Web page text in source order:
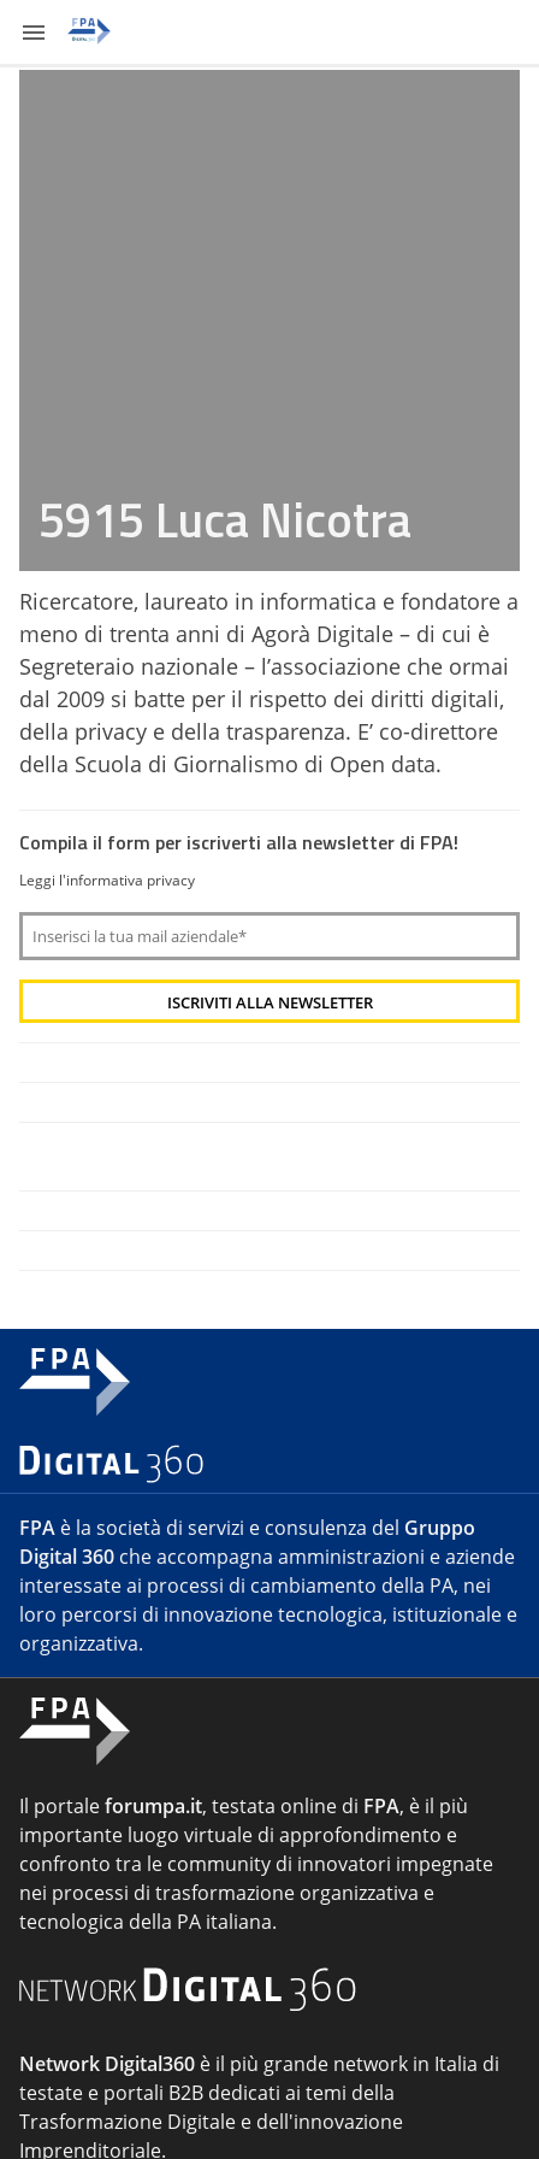
5915 Luca Nicotra
Ricercatore, laureato in informatica e fondatore a
meno di trenta anni di Agorà Digitale – di cui è
Segreteraio nazionale – l’associazione che ormai
dal 2009 si batte per il rispetto dei diritti digitali,
della privacy e della trasparenza. E’ co-direttore
della Scuola di Giornalismo di Open data.
Compila il form per iscriverti alla newsletter di FPA!
Leggi l'informativa privacy
FPA è la società di servizi e consulenza del Gruppo
Digital 360 che accompagna amministrazioni e aziende
interessate ai processi di cambiamento della PA, nei
loro percorsi di innovazione tecnologica, istituzionale e
organizzativa.
Il portaleforumpa.it, testata online di FPA, è il più
importante luogo virtuale di approfondimento e
confronto tra le community di innovatori impegnate
nei processi di trasformazione organizzativa e
tecnologica della PA italiana.
Network Digital360 è il più grande network in Italia di
testate e portali B2B dedicati ai temi della
Trasformazione Digitale e dell'innovazione
Imprenditoriale.